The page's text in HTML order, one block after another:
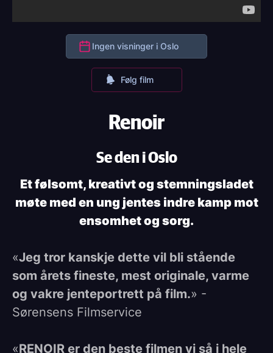
Ingen visninger i Oslo
Følg film
Renoir
Se den i Oslo
Et følsomt, kreativt og stemningsladet
møte med en ung jentes indre kamp mot
ensomhet og sorg.
«Jeg tror kanskje dette vil bli stående
som årets fineste, mest originale, varme
og vakre jenteportrett på film.» -
Sørensens Filmservice
«RENOIR er den beste filmen vi så i hele